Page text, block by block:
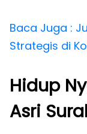
Baca Juga :
Strategis di
Hidup
Asri